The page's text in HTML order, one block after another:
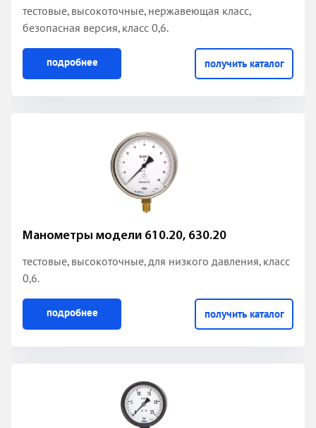
тестовые, высокоточные, нержавеющая класс,
безопасная версия, класс 0,6.
подробнее получить каталог
Манометры модели 610.20, 630.20
тестовые, высокоточные, для низкого давления, класс
0,6.
подробнее получить каталог